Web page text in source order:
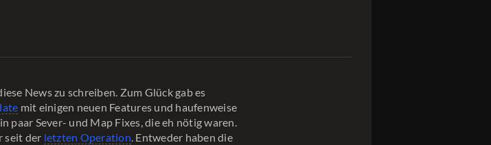
News zu schreiben. Zum Glück gab es
mit einigen neuen Features und haufenweise
paar Sever- und Map Fixes, die eh nötig waren.
seit der letzten Operation. Entweder haben die